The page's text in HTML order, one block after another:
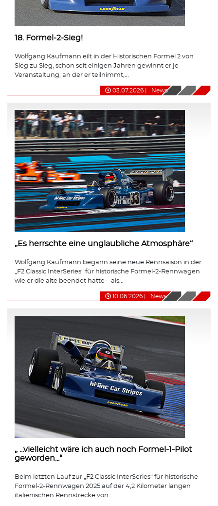
18. Formel-2-Sieg!
Wolfgang Kaufmann eilt in der Historischen Formel 2 von
Sieg zu Sieg, schon seit einigen Jahren gewinnt er je
Veranstaltung, an der er teilnimmt,...
03.07.2026 News
„Es herrschte eine unglaubliche Atmosphäre“
Wolfgang Kaufmann begann seine neue Rennsaison in der
„F2 Classic InterSeries“ für historische Formel-2-Rennwagen
wie er die alte beendet hatte – als...
10.06.2026 News
„ ...vielleicht wäre ich auch noch Formel-1-Pilot
geworden...“
Beim letzten Lauf zur „F2 Classic InterSeries“ für historische
Formel-2-Rennwagen 2025 auf der 4,2 Kilometer langen
italienischen Rennstrecke von...